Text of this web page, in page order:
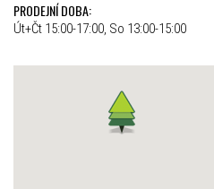
PRODEJNÍ DOBA:
Út+Čt 15:00-17:00, So 13:00-15:00